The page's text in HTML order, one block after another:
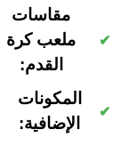
مقاسات
ملعب كرة
القدم:
المكونات
الإضافية: